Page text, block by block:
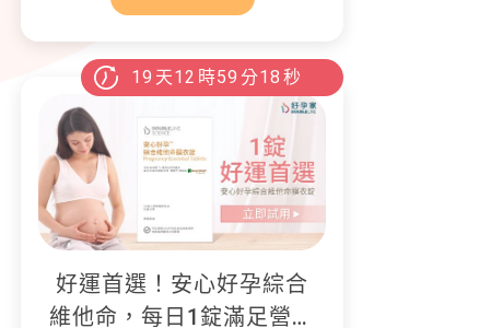
19 天12 時59 分16 秒
好運首選！安心好孕綜合
維他命，每日1錠滿足營養